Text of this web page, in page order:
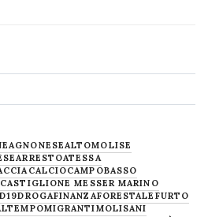
AGNONESEALTOMOLISE
ARRESTOATESSA
CALCIOCAMPOBASSO
CASTIGLIONE MESSER MARINO
DROGAFINANZAFORESTALE FURTO
MIGRANTIMOLISANI